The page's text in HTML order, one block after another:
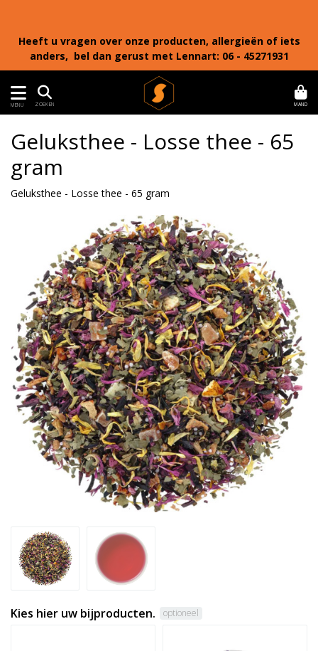
Heeft u vragen over onze producten, allergieën of iets
anders, bel dan gerust met Lennart: 06 - 45271931
MENU ZOEKEN MAND
Geluksthee - Losse thee - 65
gram
Geluksthee - Losse thee - 65 gram
Kies hier uw bijproducten. optioneel